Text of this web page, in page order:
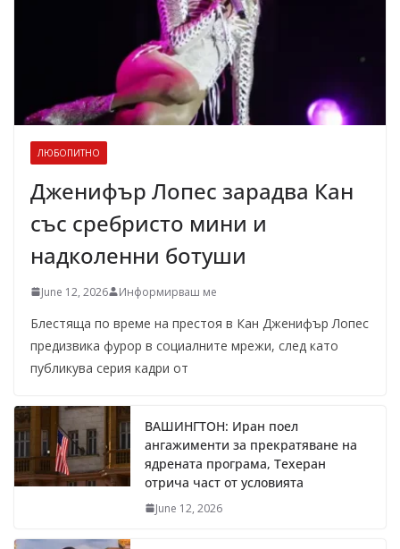
ЛЮБОПИТНО
Дженифър Лопес зарадва Кан
със сребристо мини и
надколенни ботуши
June 12, 2026 Информирваш ме
Блестяща по време на престоя в Кан Дженифър Лопес
предизвика фурор в социалните мрежи, след като
публикува серия кадри от
ВАШИНГТОН: Иран поел
ангажименти за прекратяване на
ядрената програма, Техеран
отрича част от условията
June 12, 2026